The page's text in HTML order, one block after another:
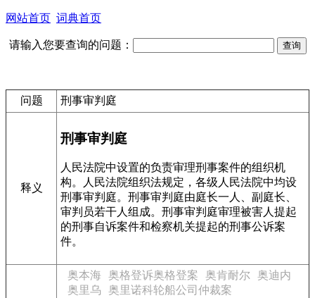
网站首页 词典首页
请输入您要查询的问题：
问题 刑事审判庭
释义
刑事审判庭
人民法院中设置的负责审理刑事案件的组织机
构。人民法院组织法规定，各级人民法院中均设
刑事审判庭。刑事审判庭由庭长一人、副庭长、
审判员若干人组成。刑事审判庭审理被害人提起
的刑事自诉案件和检察机关提起的刑事公诉案
件。
奥本海 奥格登诉奥格登案 奥肯耐尔
奥迪内
奥里乌
奥里诺科轮船公司仲裁案